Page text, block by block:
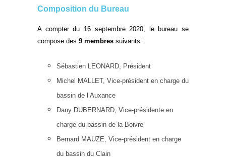
Composition du Bureau
A compter du 16 septembre 2020, le bureau se
compose des 9 membres suivants :
Sébastien LEONARD, Président
Michel MALLET, Vice-président en charge du
bassin de l’Auxance
Dany DUBERNARD, Vice-présidente en
charge du bassin de la Boivre
Bernard MAUZE, Vice-président en charge
du bassin du Clain